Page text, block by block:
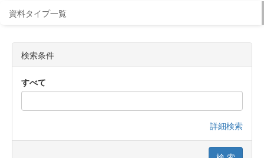
資料タイプ一覧
検索条件
すべて
詳細検索